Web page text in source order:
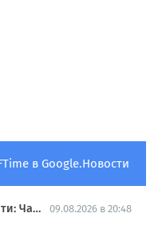
в Google.Новости
Гарри Поттер и Дары смерти: Часть 2
09.08.2026 в 20:48